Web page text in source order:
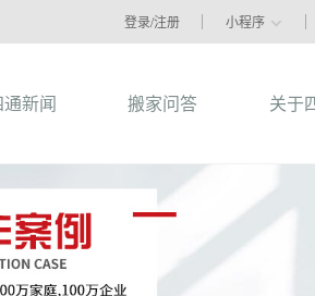
登录/注册 小程序
通新闻 搬家问答 关于